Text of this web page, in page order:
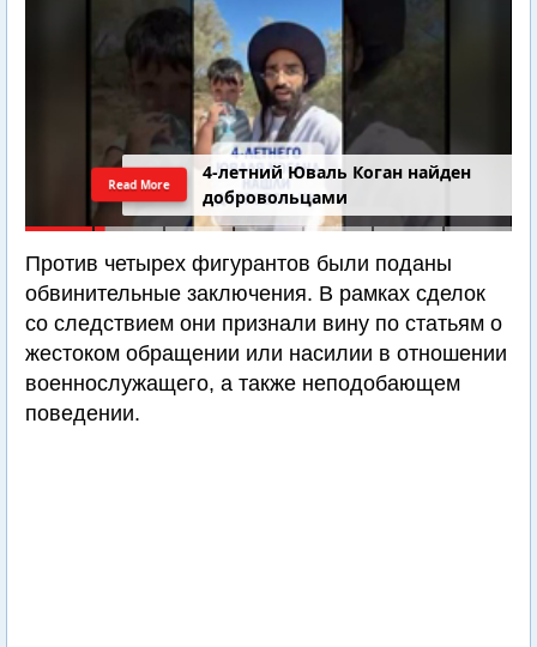
4-летний Юваль Коган найден
добровольцами
Read More
Против четырех фигурантов были поданы
обвинительные заключения. В рамках сделок
со следствием они признали вину по статьям о
жестоком обращении или насилии в отношении
военнослужащего, а также неподобающем
поведении.